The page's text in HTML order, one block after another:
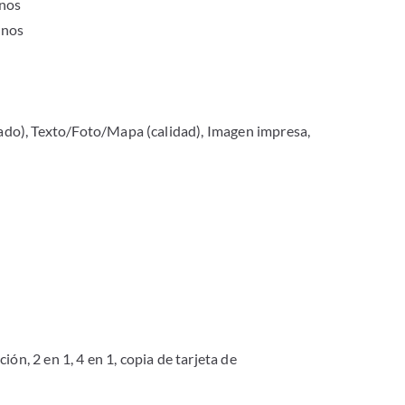
Texto/Foto/Mapa (calidad), Imagen impresa,
2 en 1, 4 en 1, copia de tarjeta de